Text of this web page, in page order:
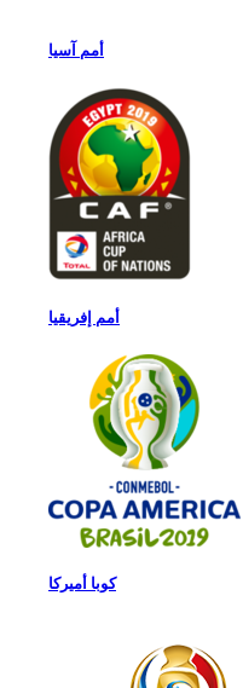
أمم آسيا
أمم إفريقيا
كوبا أميركا